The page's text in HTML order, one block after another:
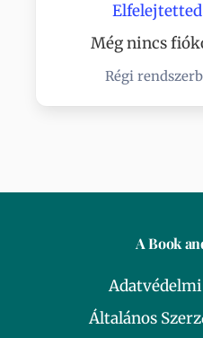
Elfelejtetted
Még nincs
Régi
A Book
Általános